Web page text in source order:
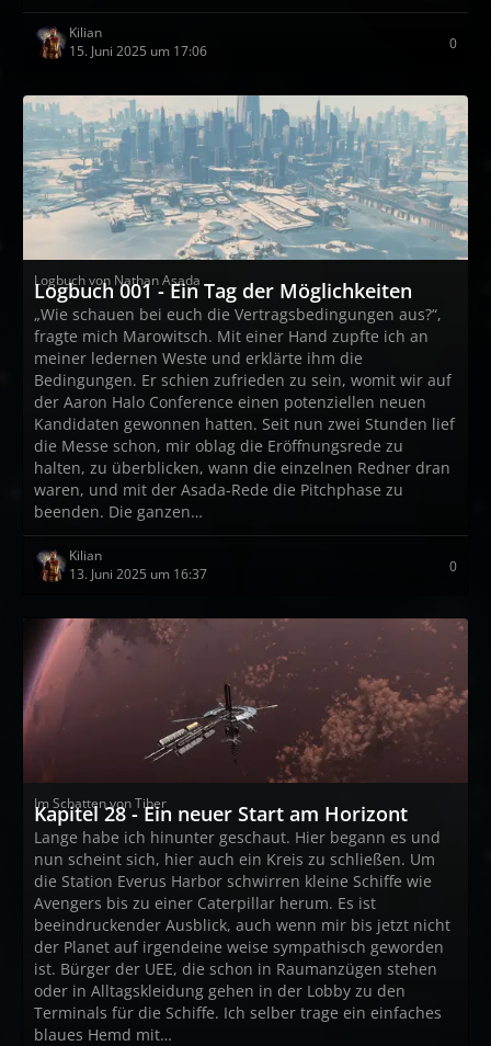
Kilian
15. Juni 2025 um 17:06
0
Logbuch von Nathan Asada
Logbuch 001 - Ein Tag der Möglichkeiten
„Wie schauen bei euch die Vertragsbedingungen aus?“,
fragte mich Marowitsch. Mit einer Hand zupfte ich an
meiner ledernen Weste und erklärte ihm die
Bedingungen. Er schien zufrieden zu sein, womit wir auf
der Aaron Halo Conference einen potenziellen neuen
Kandidaten gewonnen hatten. Seit nun zwei Stunden lief
die Messe schon, mir oblag die Eröffnungsrede zu
halten, zu überblicken, wann die einzelnen Redner dran
waren, und mit der Asada-Rede die Pitchphase zu
beenden. Die ganzen…
Kilian
13. Juni 2025 um 16:37
0
Im Schatten von Tiber
Kapitel 28 - Ein neuer Start am Horizont
Lange habe ich hinunter geschaut. Hier begann es und
nun scheint sich, hier auch ein Kreis zu schließen. Um
die Station Everus Harbor schwirren kleine Schiffe wie
Avengers bis zu einer Caterpillar herum. Es ist
beeindruckender Ausblick, auch wenn mir bis jetzt nicht
der Planet auf irgendeine weise sympathisch geworden
ist. Bürger der UEE, die schon in Raumanzügen stehen
oder in Alltagskleidung gehen in der Lobby zu den
Terminals für die Schiffe. Ich selber trage ein einfaches
blaues Hemd mit…